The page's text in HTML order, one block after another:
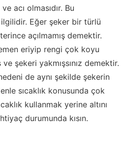
acı olmasıdır. Bu
ilgilidir. Eğer şeker bir türlü
açılmamış demektir.
eriyip rengi çok koyu
şekeri yakmışsınız demektir.
de aynı şekilde şekerin
sıcaklık konusunda çok
kullanmak yerine altını
durumunda kısın.